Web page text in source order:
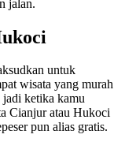
jalan.
untuk
wisata yang murah
jadi ketika kamu
Cianjur atau Hukoci
pun alias gratis.